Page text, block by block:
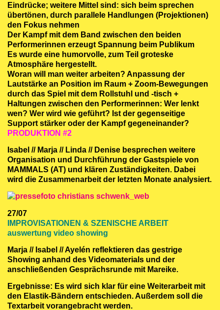
Eindrücke; weitere Mittel sind: sich beim sprechen
übertönen, durch parallele Handlungen (Projektionen)
den Fokus nehmen
Der Kampf mit dem Band zwischen den beiden
Performerinnen erzeugt Spannung beim Publikum
Es wurde eine humorvolle, zum Teil groteske
Atmosphäre hergestellt.
Woran will man weiter arbeiten? Anpassung der
Lautstärke an Position im Raum + Zoom-Bewegungen
durch das Spiel mit dem Rollstuhl und -tisch +
Haltungen zwischen den Performerinnen: Wer lenkt
wen? Wer wird wie geführt? Ist der gegenseitige
Support stärker oder der Kampf gegeneinander?
PRODUKTION #2
Isabel // Marja // Linda // Denise besprechen weitere
Organisation und Durchführung der Gastspiele von
MAMMALS (AT) und klären Zuständigkeiten. Dabei
wird die Zusammenarbeit der letzten Monate analysiert.
27/07
IMPROVISATIONEN & SZENISCHE ARBEIT
auswertung video showing
Marja // Isabel // Ayelén reflektieren das gestrige
Showing anhand des Videomaterials und der
anschließenden Gesprächsrunde mit Mareike.
Ergebnisse: Es wird sich klar für eine Weiterarbeit mit
den Elastik-Bändern entschieden. Außerdem soll die
Textarbeit vorangebracht werden.